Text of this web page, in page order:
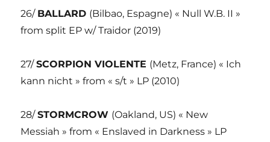
26/ BALLARD (Bilbao, Espagne) « Null W.B. II »
from split EP w/ Traidor (2019)
27/SCORPION VIOLENTE (Metz, France) « Ich
kann nicht » from « s/t » LP (2010)
28/STORMCROW (Oakland, US) « New
Messiah » from « Enslaved in Darkness » LP